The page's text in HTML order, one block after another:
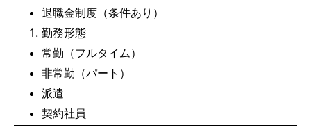
退職金制度（条件あり）
勤務形態
常勤（フルタイム）
非常勤（パート）
派遣
契約社員